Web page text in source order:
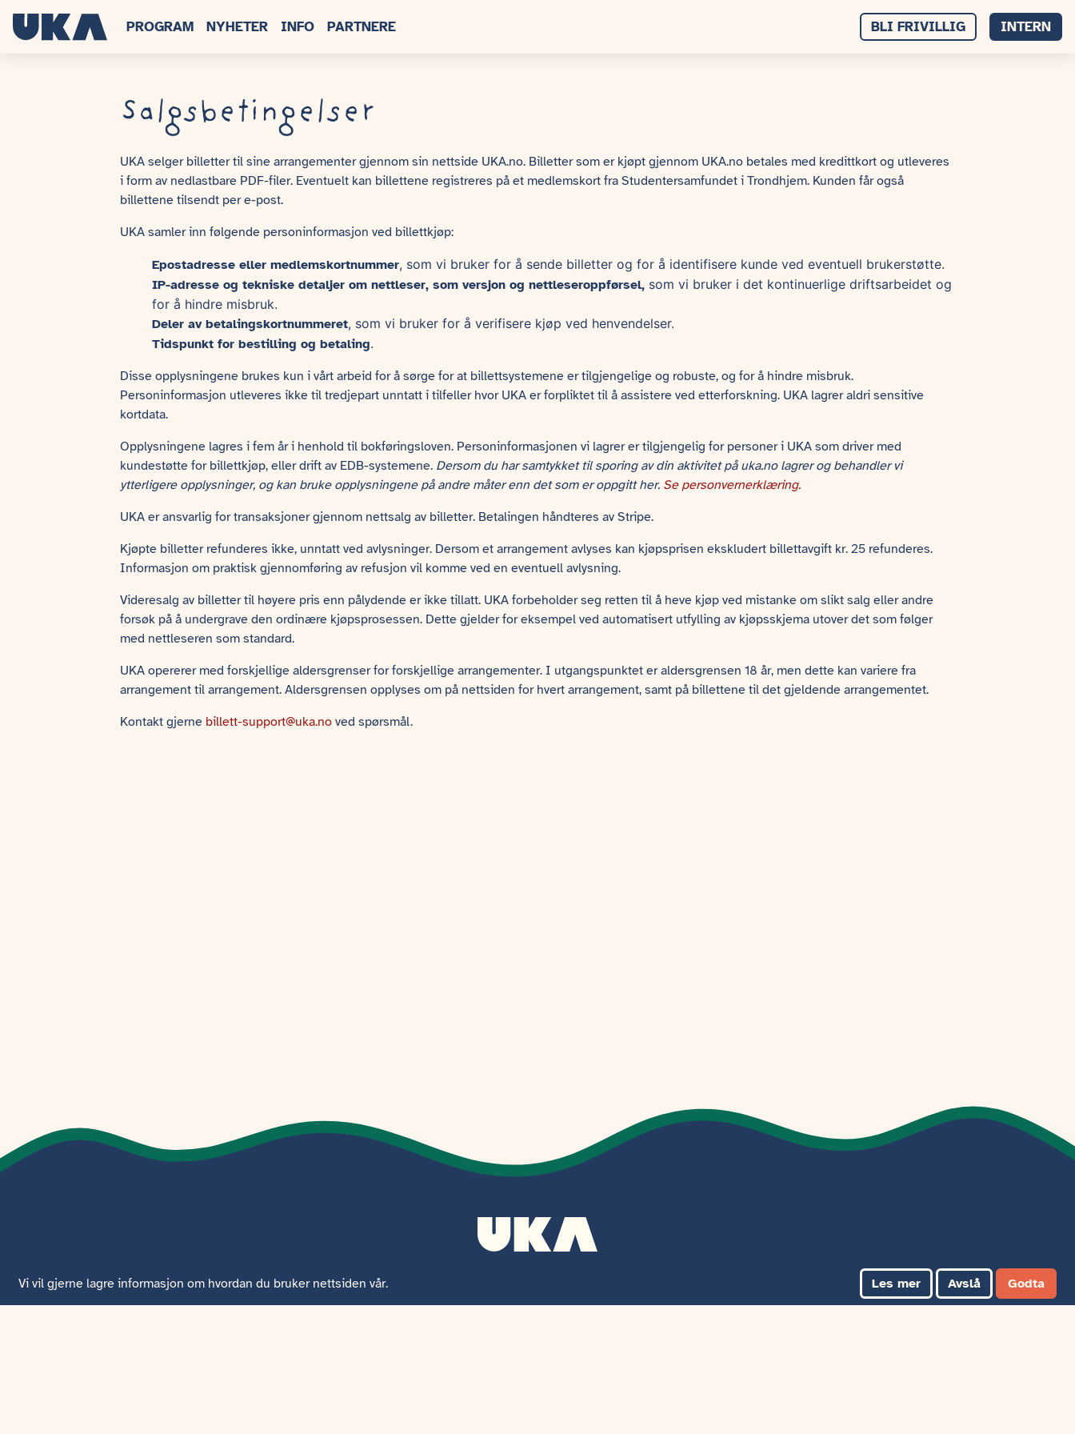
PROGRAM NYHETER INFO PARTNERE BLI FRIVILLIG INTERN
Salgsbetingelser
UKA selger billetter til sine arrangementer gjennom sin nettside UKA.no. Billetter som er kjøpt gjennom UKA.no betales med kredittkort og utleveres
i form av nedlastbare PDF-filer. Eventuelt kan billettene registreres på et medlemskort fra Studentersamfundet i Trondhjem. Kunden får også
billettene tilsendt per e-post.
UKA samler inn følgende personinformasjon ved billettkjøp:
Epostadresse eller medlemskortnummer, som vi bruker for å sende billetter og for å identifisere kunde ved eventuell brukerstøtte.
IP-adresse og tekniske detaljer om nettleser, som versjon og nettleseroppførsel, som vi bruker i det kontinuerlige driftsarbeidet og
for å hindre misbruk.
Deler av betalingskortnummeret, som vi bruker for å verifisere kjøp ved henvendelser.
Tidspunkt for bestilling og betaling.
Disse opplysningene brukes kun i vårt arbeid for å sørge for at billettsystemene er tilgjengelige og robuste, og for å hindre misbruk.
Personinformasjon utleveres ikke til tredjepart unntatt i tilfeller hvor UKA er forpliktet til å assistere ved etterforskning. UKA lagrer aldri sensitive
kortdata.
Opplysningene lagres i fem år i henhold til bokføringsloven. Personinformasjonen vi lagrer er tilgjengelig for personer i UKA som driver med
kundestøtte for billettkjøp, eller drift av EDB-systemene. Dersom du har samtykket til sporing av din aktivitet på uka.no lagrer og behandler vi
ytterligere opplysninger, og kan bruke opplysningene på andre måter enn det som er oppgitt her. Se personvernerklæring.
UKA er ansvarlig for transaksjoner gjennom nettsalg av billetter. Betalingen håndteres av Stripe.
Kjøpte billetter refunderes ikke, unntatt ved avlysninger. Dersom et arrangement avlyses kan kjøpsprisen ekskludert billettavgift kr. 25 refunderes.
Informasjon om praktisk gjennomføring av refusjon vil komme ved en eventuell avlysning.
Videresalg av billetter til høyere pris enn pålydende er ikke tillatt. UKA forbeholder seg retten til å heve kjøp ved mistanke om slikt salg eller andre
forsøk på å undergrave den ordinære kjøpsprosessen. Dette gjelder for eksempel ved automatisert utfylling av kjøpsskjema utover det som følger
med nettleseren som standard.
UKA opererer med forskjellige aldersgrenser for forskjellige arrangementer. I utgangspunktet er aldersgrensen 18 år, men dette kan variere fra
arrangement til arrangement. Aldersgrensen opplyses om på nettsiden for hvert arrangement, samt på billettene til det gjeldende arrangementet.
Kontakt gjerne billett-support@uka.no ved spørsmål.
Vi vil gjerne lagre informasjon om hvordan du bruker nettsiden vår. Les mer Avslå Godta